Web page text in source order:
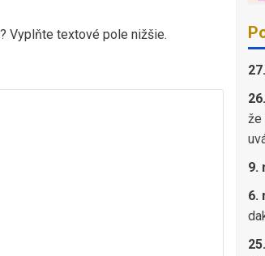
Vyplňte textové pole nižšie.
že
9.
6.